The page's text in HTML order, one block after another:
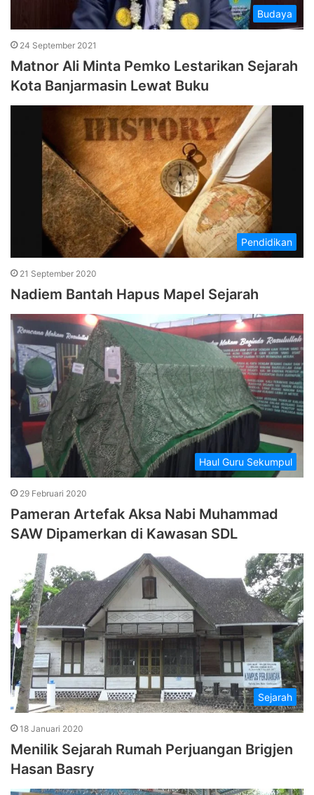
Budaya
24 September 2021
Matnor Ali Minta Pemko Lestarikan Sejarah
Kota Banjarmasin Lewat Buku
Pendidikan
21 September 2020
Nadiem Bantah Hapus Mapel Sejarah
Haul Guru Sekumpul
29 Februari 2020
Pameran Artefak Aksa Nabi Muhammad
SAW Dipamerkan di Kawasan SDL
Sejarah
18 Januari 2020
Menilik Sejarah Rumah Perjuangan Brigjen
Hasan Basry